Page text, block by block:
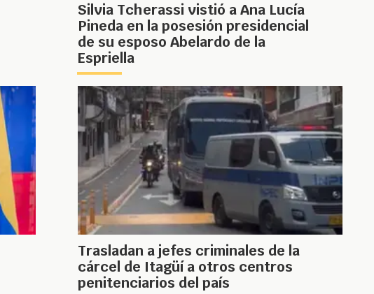
Silvia Tcherassi vistió a Ana Lucía
Pineda en la posesión presidencial
de su esposo Abelardo de la
Espriella
Trasladan a jefes criminales de la
cárcel de Itagüí a otros centros
penitenciarios del país